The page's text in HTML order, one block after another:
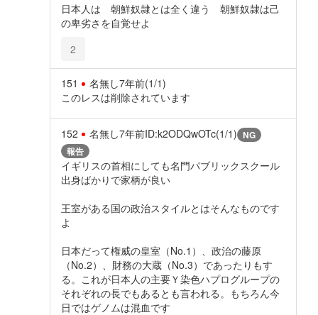
日本人は 朝鮮奴隷とは全く違う 朝鮮奴隷は己
の卑劣さを自覚せよ
2
151 名無し7年前(1/1)
このレスは削除されています
152 名無し7年前ID:k2ODQwOTc(1/1) NG
報告
イギリスの首相にしても名門パブリックスクール
出身ばかりで家柄が良い
王室がある国の政治スタイルとはそんなものです
よ
日本だって権威の皇室（No.1）、政治の藤原
（No.2）、財務の大蔵（No.3）であったりもす
る。これが日本人の主要Ｙ染色ハプログループの
それぞれの長でもあるとも言われる。もちろん今
日ではゲノムは混血です